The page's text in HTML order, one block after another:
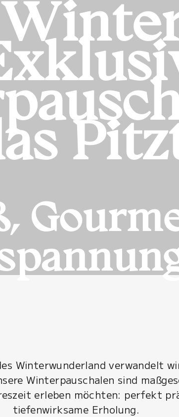
Winterwunderland verwandelt
Winterpauschalen sind
erleben möchten: perfekt
tiefenwirksame Erholung.